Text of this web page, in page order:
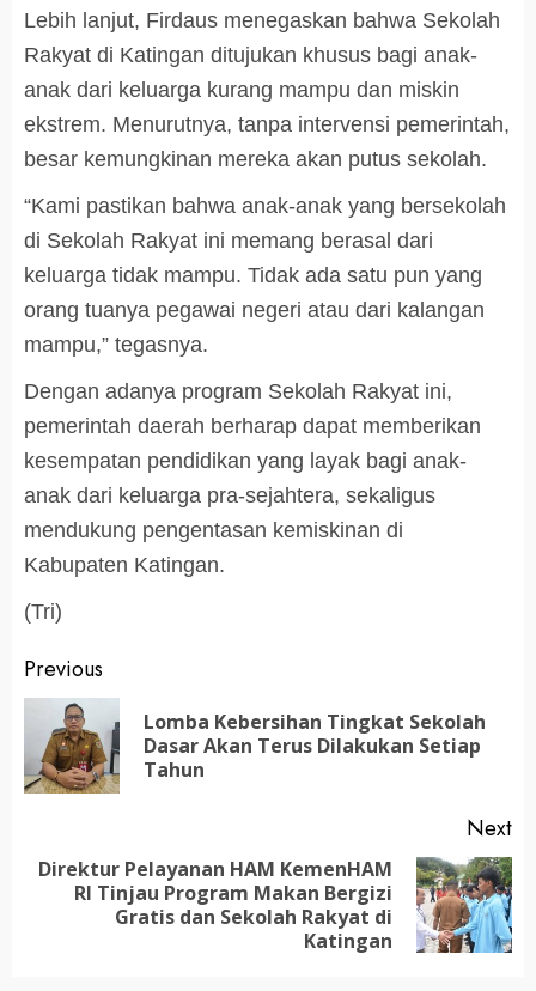
Lebih lanjut, Firdaus menegaskan bahwa Sekolah
Rakyat di Katingan ditujukan khusus bagi anak-
anak dari keluarga kurang mampu dan miskin
ekstrem. Menurutnya, tanpa intervensi pemerintah,
besar kemungkinan mereka akan putus sekolah.
“Kami pastikan bahwa anak-anak yang bersekolah
di Sekolah Rakyat ini memang berasal dari
keluarga tidak mampu. Tidak ada satu pun yang
orang tuanya pegawai negeri atau dari kalangan
mampu,” tegasnya.
Dengan adanya program Sekolah Rakyat ini,
pemerintah daerah berharap dapat memberikan
kesempatan pendidikan yang layak bagi anak-
anak dari keluarga pra-sejahtera, sekaligus
mendukung pengentasan kemiskinan di
Kabupaten Katingan.
(Tri)
Post
navigation
Previous
Lomba Kebersihan Tingkat Sekolah
Dasar Akan Terus Dilakukan Setiap
Tahun
Next
Direktur Pelayanan HAM KemenHAM
RI Tinjau Program Makan Bergizi
Gratis dan Sekolah Rakyat di
Katingan